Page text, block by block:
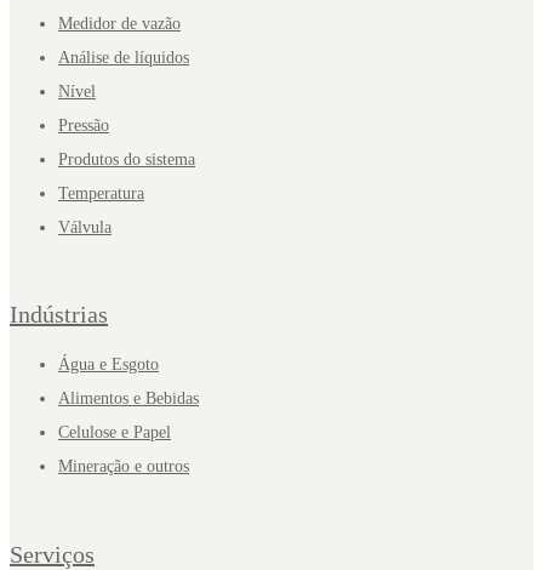
Medidor de vazão
Análise de líquidos
Nível
Pressão
Produtos do sistema
Temperatura
Válvula
Indústrias
Água e Esgoto
Alimentos e Bebidas
Celulose e Papel
Mineração e outros
Serviços